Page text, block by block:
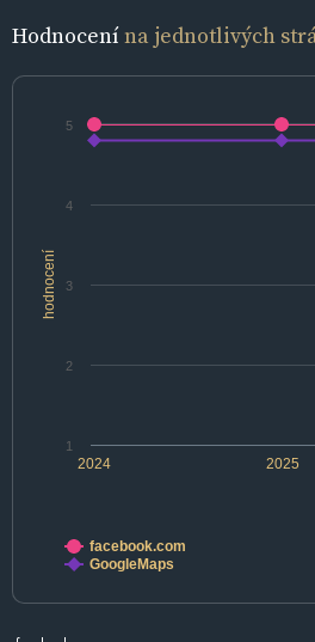
Hodnocenína jednotlivých
hodnocení
2024 2025
1
2
3
4
5
facebook.com
GoogleMaps